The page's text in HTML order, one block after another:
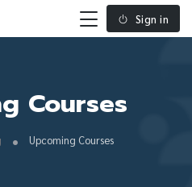
Sign in
Courses
Upcoming Courses